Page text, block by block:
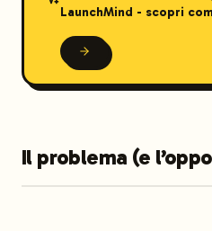
LaunchMind - scopri
Il problema (e